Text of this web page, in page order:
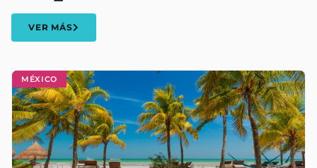
MÉXICO
VER MÁS